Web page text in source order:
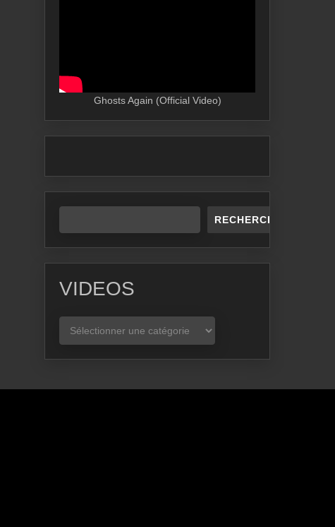
Ghosts Again (Official Video)
RECHERCHER
VIDEOS
VIDEOS